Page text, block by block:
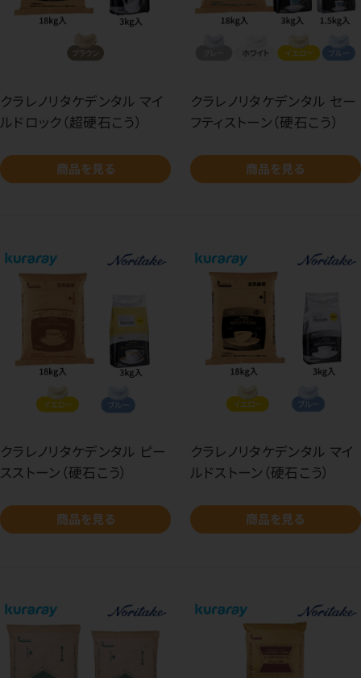
クラレノリタケデンタル マイ
ルドロック（超硬石こう）
商品を見る
クラレノリタケデンタル セー
フティストーン（硬石こう）
商品を見る
クラレノリタケデンタル ピー
スストーン（硬石こう）
商品を見る
クラレノリタケデンタル マイ
ルドストーン（硬石こう）
商品を見る